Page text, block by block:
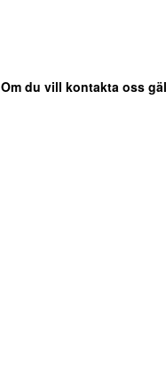
Om du vill kontakta oss